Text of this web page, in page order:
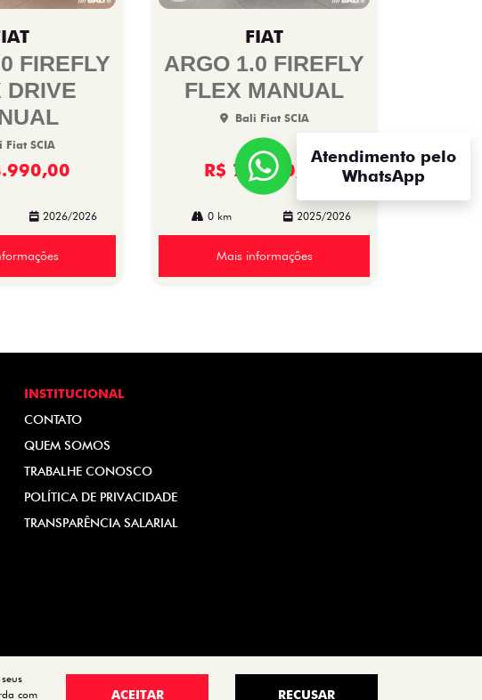
FIREFLY
DRIVE
Fiat SCIA
2026/2026
Co
lhe
FIAT
ARGO 1.0 FIREFLY
FLEX MANUAL
Bali Fiat SCIA
R$ 79.890,00
0 km 2025/2026
Mais informações
INSTITUCIONAL
CONTATO
QUEM SOMOS
TRABALHE CONOSCO
POLÍTICA DE PRIVACIDADE
TRANSPARÊNCIA SALARIAL
Atendimento pelo
WhatsApp
com ACEITAR RECUSAR